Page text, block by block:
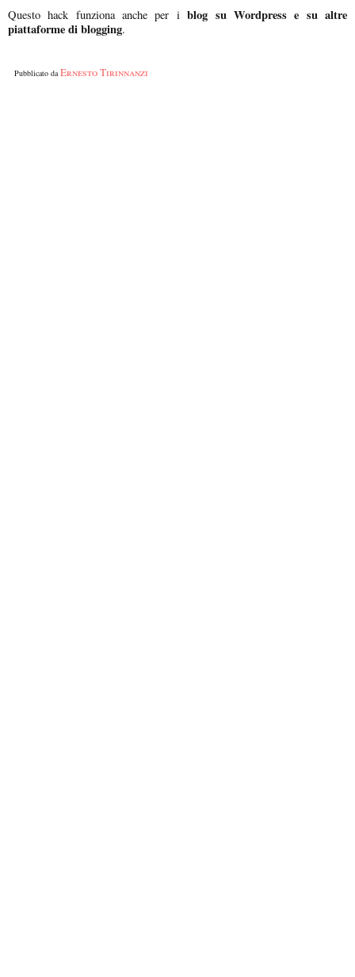
Questo hack funziona anche per iblog su Wordpress e su altre
piattaforme di blogging.
Pubblicato daErnesto Tirinnanzi